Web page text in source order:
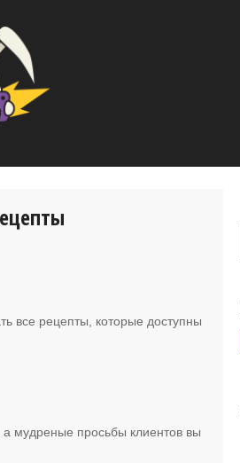
все рецепты, которые доступны
а мудреные просьбы клиентов вы